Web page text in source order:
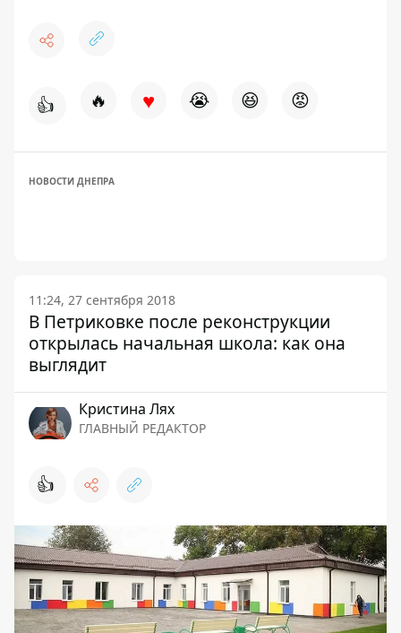
👍 🔥 ♥ 😭 😆 😡
НОВОСТИ ДНЕПРА
11:24, 27 сентября 2018
В Петриковке после реконструкции
открылась начальная школа: как она
выглядит
Кристина Лях
ГЛАВНЫЙ РЕДАКТОР
👍